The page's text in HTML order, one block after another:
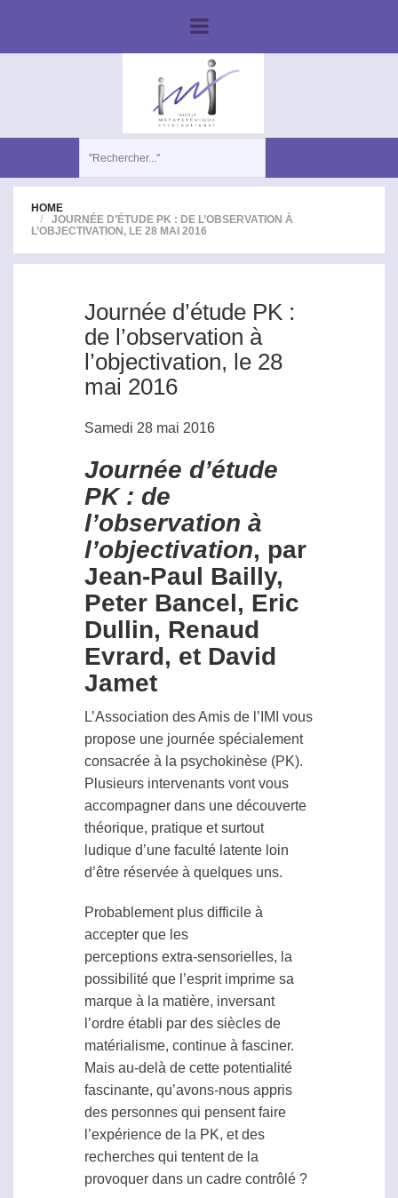
HOME
JOURNÉE D’ÉTUDE PK : DE L’OBSERVATION À
L’OBJECTIVATION, LE 28 MAI 2016
Journée d’étude PK :
de l’observation à
l’objectivation, le 28
mai 2016
Samedi 28 mai 2016
Journée d’étude
PK : de
l’observation à
l’objectivation, par
Jean-Paul Bailly,
Peter Bancel, Eric
Dullin, Renaud
Evrard, et David
Jamet
L’Association des Amis de l’IMI vous
propose une journée spécialement
consacrée à la psychokinèse (PK).
Plusieurs intervenants vont vous
accompagner dans une découverte
théorique, pratique et surtout
ludique d’une faculté latente loin
d’être réservée à quelques uns.
Probablement plus difficile à
accepter que les
perceptions extra-sensorielles, la
possibilité que l’esprit imprime sa
marque à la matière, inversant
l’ordre établi par des siècles de
matérialisme, continue à fasciner.
Mais au-delà de cette potentialité
fascinante, qu’avons-nous appris
des personnes qui pensent faire
l’expérience de la PK, et des
recherches qui tentent de la
provoquer dans un cadre contrôlé ?